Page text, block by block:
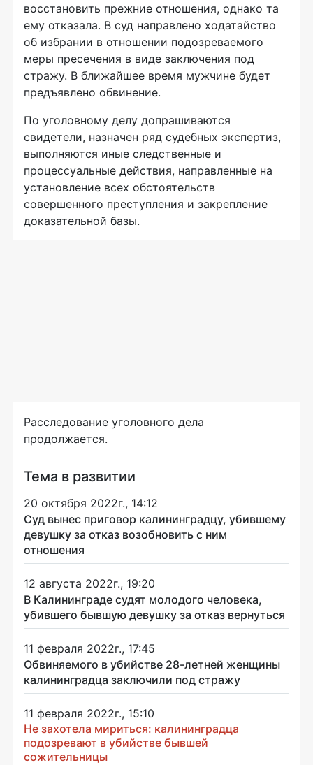
восстановить прежние отношения, однако та
ему отказала. В суд направлено ходатайство
об избрании в отношении подозреваемого
меры пресечения в виде заключения под
стражу. В ближайшее время мужчине будет
предъявлено обвинение.
По уголовному делу допрашиваются
свидетели, назначен ряд судебных экспертиз,
выполняются иные следственные и
процессуальные действия, направленные на
установление всех обстоятельств
совершенного преступления и закрепление
доказательной базы.
Расследование уголовного дела
продолжается.
Тема в развитии
20 октября 2022г., 14:12
Суд вынес приговор калининградцу, убившему
девушку за отказ возобновить с ним
отношения
12 августа 2022г., 19:20
В Калининграде судят молодого человека,
убившего бывшую девушку за отказ вернуться
11 февраля 2022г., 17:45
Обвиняемого в убийстве 28-летней женщины
калининградца заключили под стражу
11 февраля 2022г., 15:10
Не захотела мириться: калининградца
подозревают в убийстве бывшей
сожительницы